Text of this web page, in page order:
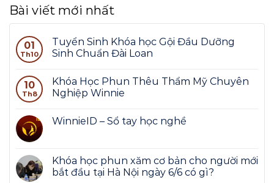
Bài viết mới nhất
01
Th10
Tuyển Sinh Khóa học Gội Đầu Dưỡng
Sinh Chuẩn Đài Loan
10
Th8
Khóa Học Phun Thêu Thẩm Mỹ Chuyên
Nghiệp Winnie
WinnieID – Sổ tay học nghề
Khóa học phun xăm cơ bản cho người mới
bắt đầu tại Hà Nội ngày 6/6 có gì?